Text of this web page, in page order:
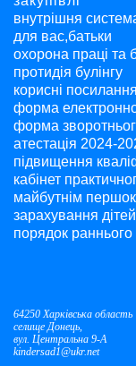
внутрішня
для вас,батьки
охорона праці та
протидія булінгу
корисні посилання
форма
форма
атестація 2024-
підвищення
кабінет
майбутнім
зарахування
порядок
64250 Харківська область
селище Донець,
вул. Центральна 9-А
kindersad1@ukr.net